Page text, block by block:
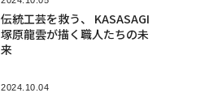
伝統工芸を救う、 KASASAGI
塚原龍雲が描く職人たちの未
来
2024.10.04